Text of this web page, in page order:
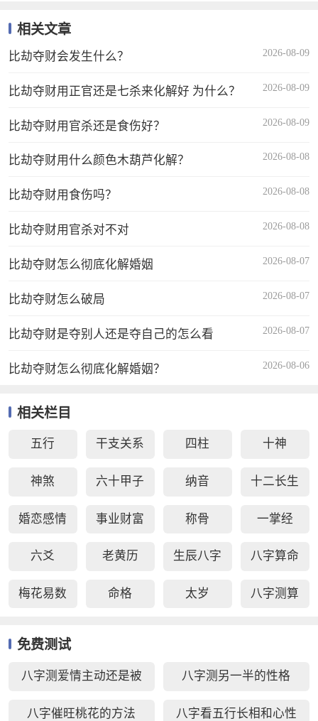
相关文章
比劫夺财会发生什么？ 2026-08-09
比劫夺财用正官还是七杀来化解好 为什么？ 2026-08-09
比劫夺财用官杀还是食伤好？ 2026-08-09
比劫夺财用什么颜色木葫芦化解？ 2026-08-08
比劫夺财用食伤吗？ 2026-08-08
比劫夺财用官杀对不对 2026-08-08
比劫夺财怎么彻底化解婚姻 2026-08-07
比劫夺财怎么破局 2026-08-07
比劫夺财是夺别人还是夺自己的怎么看 2026-08-07
比劫夺财怎么彻底化解婚姻？ 2026-08-06
相关栏目
五行 干支关系 四柱 十神
神煞 六十甲子 纳音 十二长生
婚恋感情 事业财富 称骨 一掌经
六爻 老黄历 生辰八字 八字算命
梅花易数 命格 太岁 八字测算
免费测试
八字测爱情主动还是被
动好
八字测另一半的性格
八字催旺桃花的方法 八字看五行长相和心性